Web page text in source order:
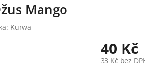
Mango
Kurwa
40 Kč
33 Kč bez